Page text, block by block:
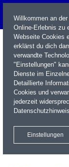
Name / WKN / ISIN /
Xetra Realtime
Willkommen an
Online-Erlebnis zu
Webseite Cookies
erklärst du dich
verwandte
"Einstellungen"
Dienste im
Detaillierte
Cookies und
jederzeit
Einstellungen